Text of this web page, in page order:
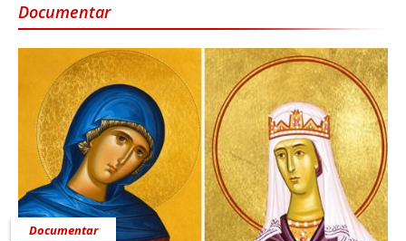
Documentar
Documentar